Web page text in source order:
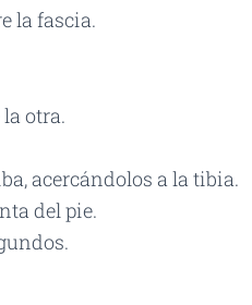
la fascia.
otra.
acercándolos a la tibia.
del pie.